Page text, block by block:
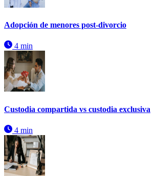
Adopción de menores post-divorcio
4 min
Custodia compartida vs custodia exclusiva
4 min